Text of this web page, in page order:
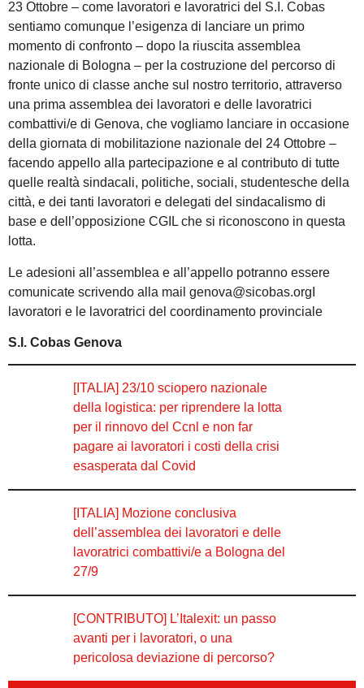
23 Ottobre – come lavoratori e lavoratrici del S.I. Cobas
sentiamo comunque l’esigenza di lanciare un primo
momento di confronto – dopo la riuscita assemblea
nazionale di Bologna – per la costruzione del percorso di
fronte unico di classe anche sul nostro territorio, attraverso
una prima assemblea dei lavoratori e delle lavoratrici
combattivi/e di Genova, che vogliamo lanciare in occasione
della giornata di mobilitazione nazionale del 24 Ottobre –
facendo appello alla partecipazione e al contributo di tutte
quelle realtà sindacali, politiche, sociali, studentesche della
città, e dei tanti lavoratori e delegati del sindacalismo di
base e dell’opposizione CGIL che si riconoscono in questa
lotta.
Le adesioni all’assemblea e all’appello potranno essere
comunicate scrivendo alla mail genova@sicobas.orgI
lavoratori e le lavoratrici del coordinamento provinciale
S.I. Cobas Genova
[ITALIA] 23/10 sciopero nazionale
della logistica: per riprendere la lotta
per il rinnovo del Ccnl e non far
pagare ai lavoratori i costi della crisi
esasperata dal Covid
[ITALIA] Mozione conclusiva
dell’assemblea dei lavoratori e delle
lavoratrici combattivi/e a Bologna del
27/9
[CONTRIBUTO] L’Italexit: un passo
avanti per i lavoratori, o una
pericolosa deviazione di percorso?